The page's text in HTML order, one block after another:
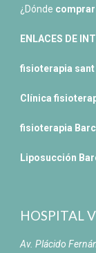
¿Dónde
ENLACES DE
fisioterapia sant
Clínica
fisioterapia
Liposucción
HOSPITAL
Av. Plácido